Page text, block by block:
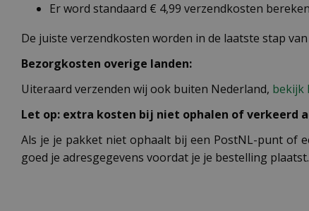
Er word standaard € 4,99 verzendkosten
De juiste verzendkosten worden in de laatste stap
Bezorgkosten overige landen:
Uiteraard verzenden wij ook buiten Nederland, bekijk
Let op: extra kosten bij niet ophalen of verkeerd
Als je je pakket niet ophaalt bij een PostNL-punt of
goed je adresgegevens voordat je je bestelling plaatst.